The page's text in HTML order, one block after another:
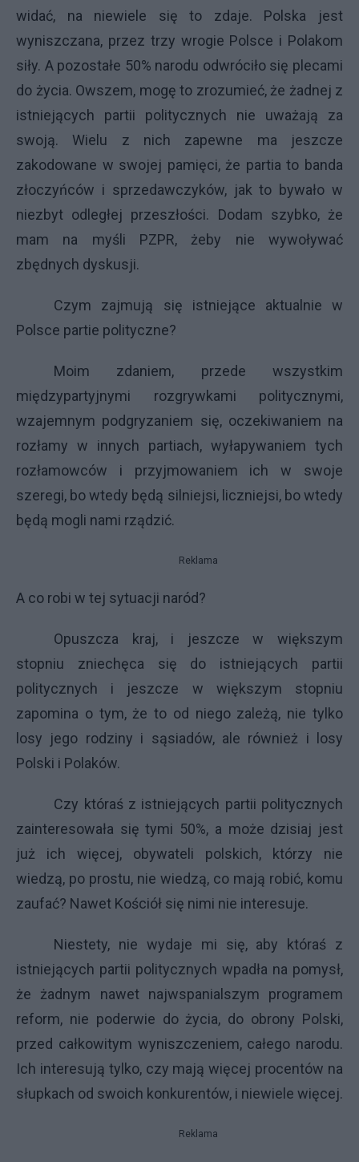
widać, na niewiele się to zdaje. Polska jest
wyniszczana, przez trzy wrogie Polsce i Polakom
siły. A pozostałe 50% narodu odwróciło się plecami
do życia. Owszem, mogę to zrozumieć, że żadnej z
istniejących partii politycznych nie uważają za
swoją. Wielu z nich zapewne ma jeszcze
zakodowane w swojej pamięci, że partia to banda
złoczyńców i sprzedawczyków, jak to bywało w
niezbyt odległej przeszłości. Dodam szybko, że
mam na myśli PZPR, żeby nie wywoływać
zbędnych dyskusji.
Czym zajmują się istniejące aktualnie w
Polsce partie polityczne?
Moim zdaniem, przede wszystkim
międzypartyjnymi rozgrywkami politycznymi,
wzajemnym podgryzaniem się, oczekiwaniem na
rozłamy w innych partiach, wyłapywaniem tych
rozłamowców i przyjmowaniem ich w swoje
szeregi, bo wtedy będą silniejsi, liczniejsi, bo wtedy
będą mogli nami rządzić.
Reklama
A co robi w tej sytuacji naród?
Opuszcza kraj, i jeszcze w większym
stopniu zniechęca się do istniejących partii
politycznych i jeszcze w większym stopniu
zapomina o tym, że to od niego zależą, nie tylko
losy jego rodziny i sąsiadów, ale również i losy
Polski i Polaków.
Czy któraś z istniejących partii politycznych
zainteresowała się tymi 50%, a może dzisiaj jest
już ich więcej, obywateli polskich, którzy nie
wiedzą, po prostu, nie wiedzą, co mają robić, komu
zaufać? Nawet Kościół się nimi nie interesuje.
Niestety, nie wydaje mi się, aby któraś z
istniejących partii politycznych wpadła na pomysł,
że żadnym nawet najwspanialszym programem
reform, nie poderwie do życia, do obrony Polski,
przed całkowitym wyniszczeniem, całego narodu.
Ich interesują tylko, czy mają więcej procentów na
słupkach od swoich konkurentów, i niewiele więcej.
Reklama